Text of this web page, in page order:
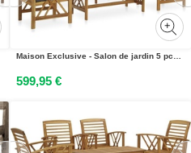
Maison Exclusive - Salon de jardin 5 pcs avec coussins Bois dacacia solide
599,95 €